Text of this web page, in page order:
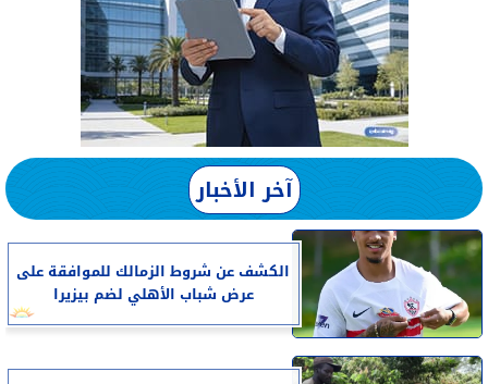
آخر الأخبار
الكشف عن شروط الزمالك للموافقة على
عرض شباب الأهلي لضم بيزيرا